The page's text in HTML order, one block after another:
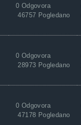
0 Odgovora
46757 Pogledano
0 Odgovora
28973 Pogledano
0 Odgovora
47178 Pogledano